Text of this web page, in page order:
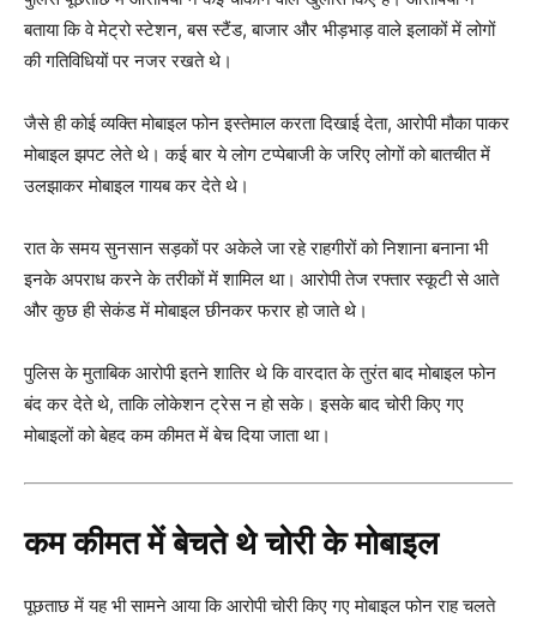
बताया कि वे मेट्रो स्टेशन, बस स्टैंड, बाजार और भीड़भाड़ वाले इलाकों में लोगों
की गतिविधियों पर नजर रखते थे।
जैसे ही कोई व्यक्ति मोबाइल फोन इस्तेमाल करता दिखाई देता, आरोपी मौका पाकर
मोबाइल झपट लेते थे। कई बार ये लोग टप्पेबाजी के जरिए लोगों को बातचीत में
उलझाकर मोबाइल गायब कर देते थे।
रात के समय सुनसान सड़कों पर अकेले जा रहे राहगीरों को निशाना बनाना भी
इनके अपराध करने के तरीकों में शामिल था। आरोपी तेज रफ्तार स्कूटी से आते
और कुछ ही सेकंड में मोबाइल छीनकर फरार हो जाते थे।
पुलिस के मुताबिक आरोपी इतने शातिर थे कि वारदात के तुरंत बाद मोबाइल फोन
बंद कर देते थे, ताकि लोकेशन ट्रेस न हो सके। इसके बाद चोरी किए गए
मोबाइलों को बेहद कम कीमत में बेच दिया जाता था।
कम कीमत में बेचते थे चोरी के मोबाइल
पूछताछ में यह भी सामने आया कि आरोपी चोरी किए गए मोबाइल फोन राह चलते